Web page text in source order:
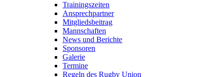
Trainingszeiten
Ansprechpartner
Mitgliedsbeitrag
Mannschaften
News und Berichte
Sponsoren
Galerie
Termine
Regeln des Rugby Union